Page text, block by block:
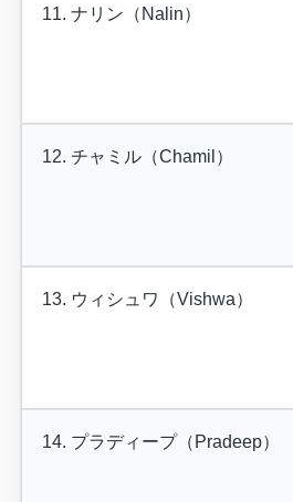
11. ナリン（Nalin）
12. チャミル（Chamil）
13. ウィシュワ（Vishwa）
14. プラディープ（Pradeep）